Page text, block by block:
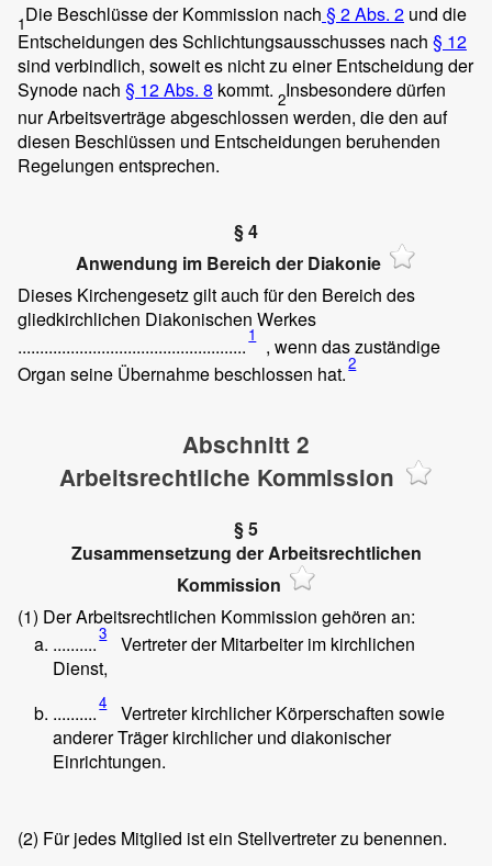
1Die Beschlüsse der Kommission nach § 2 Abs. 2 und die
Entscheidungen des Schlichtungsausschusses nach § 12
sind verbindlich, soweit es nicht zu einer Entscheidung der
Synode nach § 12 Abs. 8 kommt. 2Insbesondere dürfen
nur Arbeitsverträge abgeschlossen werden, die den auf
diesen Beschlüssen und Entscheidungen beruhenden
Regelungen entsprechen.
§ 4
Anwendung im Bereich der Diakonie
Dieses Kirchengesetz gilt auch für den Bereich des
gliedkirchlichen Diakonischen Werkes
.................................................... 1
, wenn das zuständige
Organ seine Übernahme beschlossen hat.2
Abschnitt 2
Arbeitsrechtliche Kommission
§ 5
Zusammensetzung der Arbeitsrechtlichen
Kommission
(1) Der Arbeitsrechtlichen Kommission gehören an:
..........3
Vertreter der Mitarbeiter im kirchlichen
Dienst,
..........4
Vertreter kirchlicher Körperschaften sowie
anderer Träger kirchlicher und diakonischer
Einrichtungen.
(2) Für jedes Mitglied ist ein Stellvertreter zu benennen.